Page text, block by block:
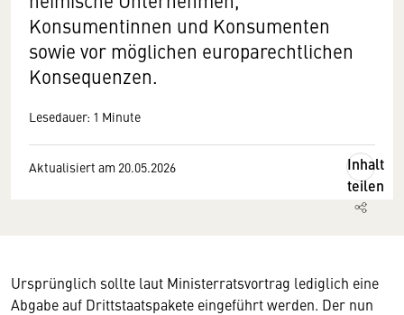
Konsumentinnen und Konsumenten
sowie vor möglichen europarechtlichen
Konsequenzen.
Lesedauer: 1 Minute
Aktualisiert am 20.05.2026
Inhalt
teilen
Ursprünglich sollte laut Ministerratsvortrag lediglich eine
Abgabe auf Drittstaatspakete eingeführt werden. Der nun